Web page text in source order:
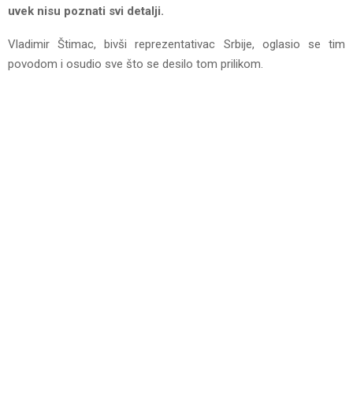
uvek nisu poznati svi detalji.
Vladimir Štimac, bivši reprezentativac Srbije, oglasio se tim
povodom i osudio sve što se desilo tom prilikom.